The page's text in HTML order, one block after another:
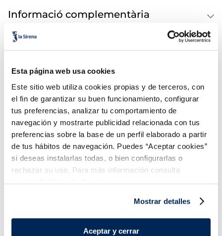
Esta página web usa cookies
Este sitio web utiliza cookies propias y de terceros, con
el fin de garantizar su buen funcionamiento, configurar
tus preferencias, analizar tu comportamiento de
navegación y mostrarte publicidad relacionada con tus
preferencias sobre la base de un perfil elaborado a partir
de tus hábitos de navegación. Puedes “Aceptar cookies”
si deseas instalarlas todas, o bien configurarlas o
rechazar su uso. Para más información consulta
nuestraPolítica de Cookies.
Mostrar detalles
Aceptar y cerrar
Informació complementària
També et pot interessar...
Sandwich de vainilla y
Sandvitx de nata